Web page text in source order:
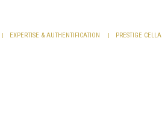
EXPERTISE & AUTHENTIFICATION PRESTIGE